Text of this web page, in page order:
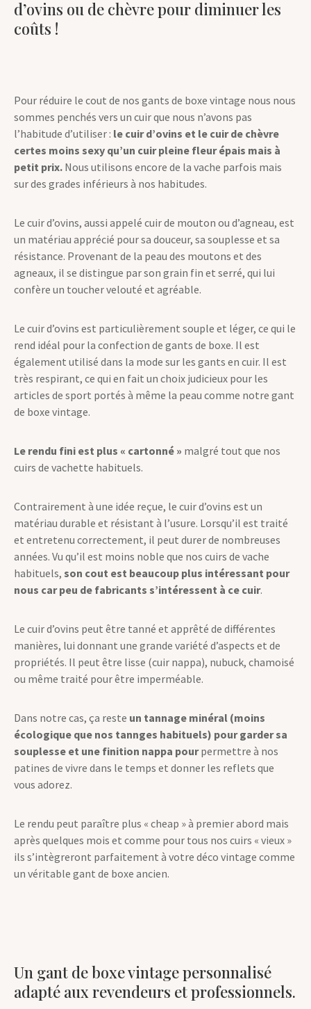
Des gants de boxe en cuir véritable
d’ovins ou de chèvre pour diminuer les
Pour réduire le cout de nos gants de boxe vintage nous nous
sommes penchés vers un cuir que nous n’avons pas
l’habitude d’utiliser :le cuir d’ovins et le cuir de chèvre
certes moins sexy qu’un cuir pleine fleur épais mais à
petit prix.Nous utilisons encore de la vache parfois mais
Le cuir d’ovins, aussi appelé cuir de mouton ou d’agneau, est
un matériau apprécié pour sa douceur, sa souplesse et sa
résistance. Provenant de la peau des moutons et des
agneaux, il se distingue par son grain fin et serré, qui lui
Le cuir d’ovins est particulièrement souple et léger, ce qui le
rend idéal pour la confection de gants de boxe. Il est
également utilisé dans la mode sur les gants en cuir. Il est
très respirant, ce qui en fait un choix judicieux pour les
articles de sport portés à même la peau comme notre gant
Le rendu fini est plus « cartonné »
Contrairement à une idée reçue, le cuir d’ovins est un
matériau durable et résistant à l’usure. Lorsqu’il est traité
et entretenu correctement, il peut durer de nombreuses
années. Vu qu’il est moins noble que nos cuirs de vache
habituels,son cout est beaucoup plus intéressant pour
Le cuir d’ovins peut être tanné et apprêté de différentes
manières, lui donnant une grande variété d’aspects et de
propriétés. Il peut être lisse (cuir nappa), nubuck, chamoisé
Dans notre cas, ça resteun tannage minéral (moins
écologique que nos tannges habituels) pour garder sa
souplesse et une finition nappa pourpermettre à nos
patines de vivre dans le temps et donner les reflets que
Le rendu peut paraître plus « cheap » à premier abord mais
après quelques mois et comme pour tous nos cuirs « vieux »
ils s’intègreront parfaitement à votre déco vintage comme
Un gant de boxe vintage personnalisé